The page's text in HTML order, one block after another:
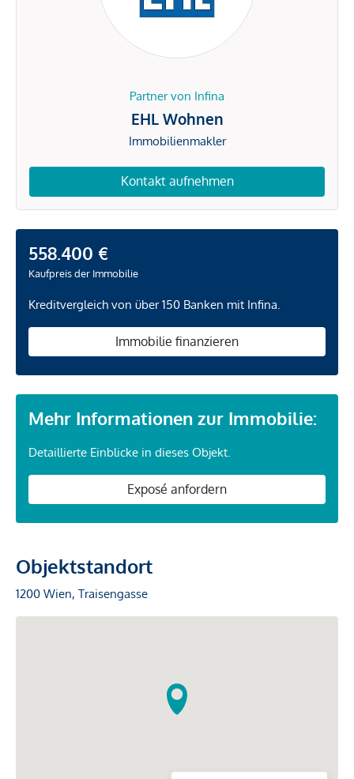
Partner von Infina
EHL Wohnen
Immobilienmakler
Kontakt aufnehmen
558.400 €
Kaufpreis der Immobilie
Kreditvergleich von über 150 Banken mit Infina.
Immobilie finanzieren
Mehr Informationen zur Immobilie:
Detaillierte Einblicke in dieses Objekt.
Exposé anfordern
Objektstandort
1200 Wien, Traisengasse